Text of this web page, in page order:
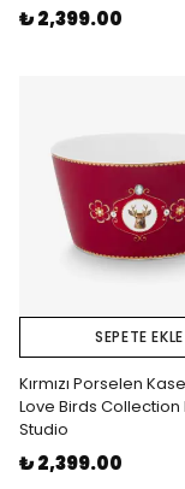
₺ 2,399.00
SEPETE EKLE
Kırmızı Porselen
Love Birds Collection
Studio
₺ 2,399.00